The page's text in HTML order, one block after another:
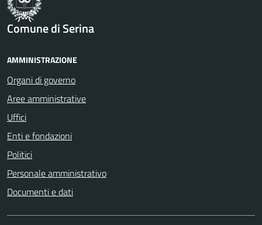
Comune di Serina
AMMINISTRAZIONE
Organi di governo
Aree amministrative
Uffici
Enti e fondazioni
Politici
Personale amministrativo
Documenti e dati